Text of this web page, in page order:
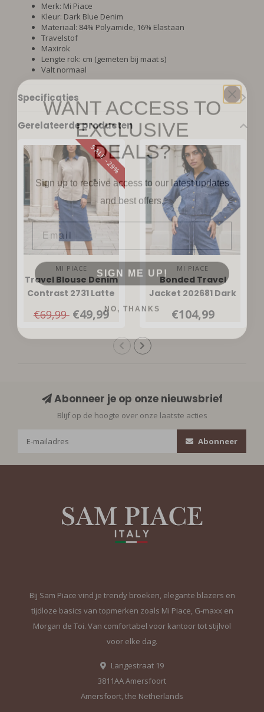
Merk: Mi Piace
Kleur: Dark Blue Denim
Materiaal: 84% Polyamide, 16% Elastaan
Travelstof
Maxirok
Lengte rok: cm (gemeten bij maat s)
Valt normaal
Specificaties
Gerelateerde producten
SALE -29%
MI PIACE
Travel Blouse Denim
Contrast 2731 Latte
€69,99 €49,99
MI PIACE
Bonded Travel
Jacket 202681 Dark
€104,99
Abonneer je op onze nieuwsbrief
Blijf op de hoogte over onze laatste acties
Abonneer
Bij Sam Piace vind je trendy broeken, elegante blazers en
tijdloze basics van topmerken zoals Mi Piace, G-maxx en
Morgan de Toi. Van comfortabel voor kantoor tot stijlvol
voor elke dag.
Langestraat 19
3811AA Amersfoort
Amersfoort, the Netherlands
WANT ACCESS TO
EXCLUSIVE
DEALS?
Sign up to receive access to our latest updates
and best offers.
Email
SIGN ME UP!
NO, THANKS